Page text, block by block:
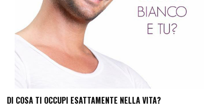
DI COSA TI OCCUPI ESATTAMENTE NELLA VITA?